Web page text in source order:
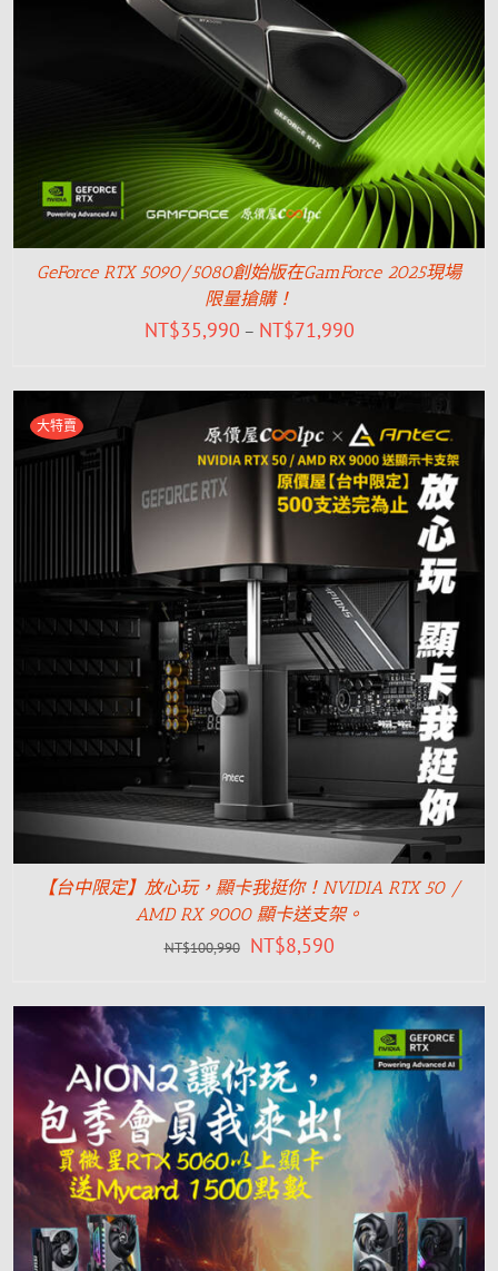
GeForce RTX 5090/5080創始版在GamForce 2025現場
限量搶購！
NT$35,990 – NT$71,990
大特賣
【台中限定】放心玩，顯卡我挺你！NVIDIA RTX 50 /
AMD RX 9000 顯卡送支架。
NT$100,990 NT$8,590